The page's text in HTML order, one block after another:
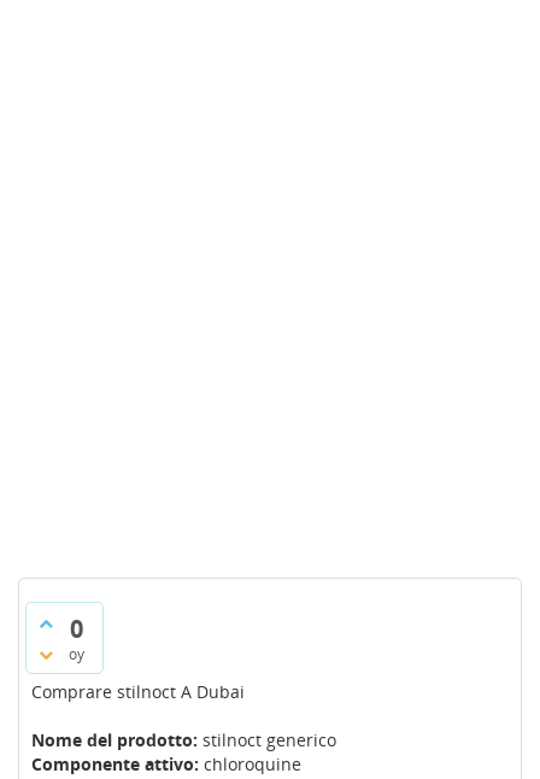
0
oy
Comprare stilnoct A Dubai
Nome del prodotto: stilnoct generico
Componente attivo: chloroquine